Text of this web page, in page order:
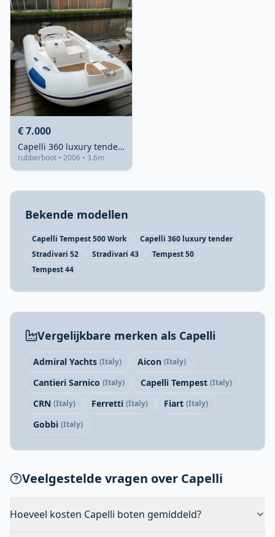
€ 7.000
Capelli 360 luxury tender hypalon boot
rubberboot • 2006 • 3.6m
Bekende modellen
Capelli Tempest 500 Work
Capelli 360 luxury tender
Stradivari 52
Stradivari 43
Tempest 50
Tempest 44
Vergelijkbare merken als Capelli
Admiral Yachts (Italy) Aicon (Italy)
Cantieri Sarnico (Italy) Capelli Tempest (Italy)
CRN (Italy) Ferretti (Italy) Fiart (Italy)
Gobbi (Italy)
Veelgestelde vragen over Capelli
Hoeveel kosten Capelli boten gemiddeld?